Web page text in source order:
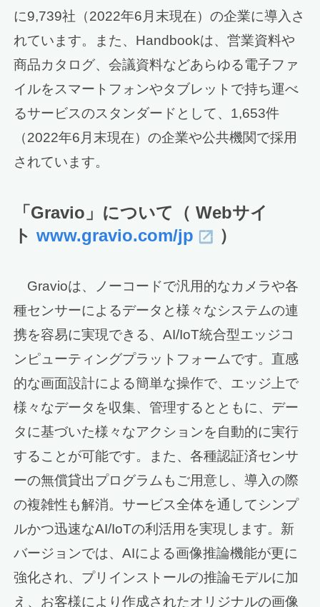
に9,739社（2022年6月末現在）の企業に導入さ
れています。また、Handbookは、営業資料や
商品カタログ、会議資料などあらゆる電子ファ
イルをスマートフォンやタブレットで持ち運べ
るサービスのスタンダードとして、1,653件
（2022年6月末現在）の企業や公共機関で採用
されています。
「Gravio」について（ Webサイ
トwww.gravio.com/jp ）
Gravioは、ノーコードで汎用的なカメラや各
種センサーによるデータと様々なシステムの連
携を容易に実現できる、AI/IoT統合型エッジコ
ンピューティングプラットフォームです。直感
的な画面設計による簡単な操作で、エッジ上で
様々なデータを収集、管理するとともに、デー
タに基づいた様々なアクションを自動的に実行
することが可能です。また、各種認証済センサ
ーの無償貸出プログラムもご用意し、導入の際
の複雑性も解消。サービス全体を通してシンプ
ルかつ迅速なAI/IoTの利活用を実現します。新
バージョンでは、AIによる画像推論機能が更に
強化され、プリインストールの推論モデルに加
え、お客様により作成されたオリジナルの画像